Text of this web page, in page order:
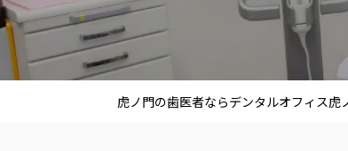
虎ノ門の歯医者ならデンタルオフィス虎